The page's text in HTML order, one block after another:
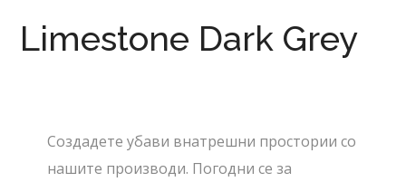
Limestone Dark Grey
Создадете убави внатрешни простории со
нашите производи. Погодни се за